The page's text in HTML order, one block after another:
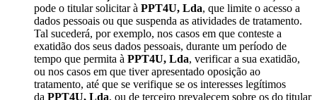
pode o titular solicitar à PPT4U, Lda, que limite o acesso a
dados pessoais ou que suspenda as atividades de tratamento.
Tal sucederá, por exemplo, nos casos em que conteste a
exatidão dos seus dados pessoais, durante um período de
tempo que permita à PPT4U, Lda, verificar a sua exatidão,
ou nos casos em que tiver apresentado oposição ao
tratamento, até que se verifique se os interesses legítimos
da PPT4U, Lda, ou de terceiro prevalecem sobre os do titular